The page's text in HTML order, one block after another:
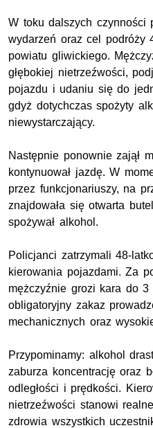
W toku dalszych czynności
wydarzeń oraz cel podróży
powiatu gliwickiego.
głębokiej nietrzeźwości,
pojazdu i udaniu się do
gdyż dotychczas spożyty
niewystarczający.
Następnie ponownie zajął
kontynuował jazdę. W
przez funkcjonariuszy, na
znajdowała się otwarta
spożywał alkohol.
Policjanci zatrzymali 48-
kierowania pojazdami. Za
mężczyźnie grozi kara do
obligatoryjny zakaz
mechanicznych oraz
Przypominamy: alkohol
zaburza koncentrację oraz
odległości i prędkości.
nietrzeźwości stanowi
zdrowia wszystkich